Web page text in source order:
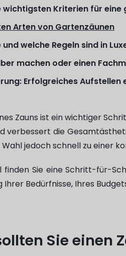
wichtigsten Kriterien für eine
Arten von Gartenzäunen
und welche Regeln sind in
machen oder einen
Erfolgreiches Aufstellen
Zauns ist ein wichtiger
verbessert die
jedoch schnell zu einer
finden Sie eine Schritt-für-
Ihrer Bedürfnisse, Ihres
Sie einen